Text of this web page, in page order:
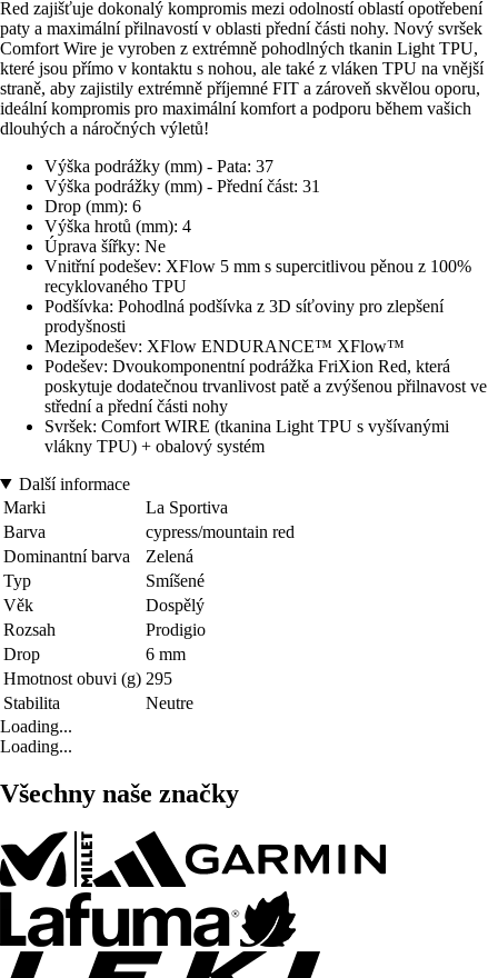
Red zajišťuje dokonalý kompromis mezi odolností oblastí opotřebení
paty a maximální přilnavostí v oblasti přední části nohy. Nový svršek
Comfort Wire je vyroben z extrémně pohodlných tkanin Light TPU,
které jsou přímo v kontaktu s nohou, ale také z vláken TPU na vnější
straně, aby zajistily extrémně příjemné FIT a zároveň skvělou oporu,
ideální kompromis pro maximální komfort a podporu během vašich
dlouhých a náročných výletů!
Výška podrážky (mm) - Pata: 37
Výška podrážky (mm) - Přední část: 31
Drop (mm): 6
Výška hrotů (mm): 4
Úprava šířky: Ne
Vnitřní podešev: XFlow 5 mm s supercitlivou pěnou z 100%
recyklovaného TPU
Podšívka: Pohodlná podšívka z 3D síťoviny pro zlepšení
prodyšnosti
Mezipodešev: XFlow ENDURANCE™ XFlow™
Podešev: Dvoukomponentní podrážka FriXion Red, která
poskytuje dodatečnou trvanlivost patě a zvýšenou přilnavost ve
střední a přední části nohy
Svršek: Comfort WIRE (tkanina Light TPU s vyšívanými
vlákny TPU) + obalový systém
Další informace
Marki
La Sportiva
Barva
cypress/mountain red
Dominantní barva
Zelená
Typ
Smíšené
Věk
Dospělý
Rozsah
Prodigio
Drop
6 mm
Hmotnost obuvi (g) 295
Stabilita
Neutre
Loading...
Loading...
Všechny naše značky